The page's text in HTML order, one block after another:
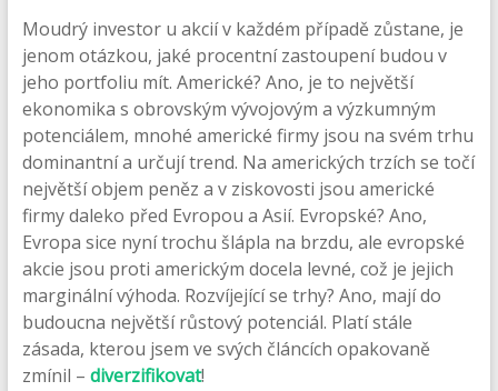
Moudrý investor u akcií v každém případě zůstane, je
jenom otázkou, jaké procentní zastoupení budou v
jeho portfoliu mít. Americké? Ano, je to největší
ekonomika s obrovským vývojovým a výzkumným
potenciálem, mnohé americké firmy jsou na svém trhu
dominantní a určují trend. Na amerických trzích se točí
největší objem peněz a v ziskovosti jsou americké
firmy daleko před Evropou a Asií. Evropské? Ano,
Evropa sice nyní trochu šlápla na brzdu, ale evropské
akcie jsou proti americkým docela levné, což je jejich
marginální výhoda. Rozvíjející se trhy? Ano, mají do
budoucna největší růstový potenciál. Platí stále
zásada, kterou jsem ve svých článcích opakovaně
zmínil – diverzifikovat!